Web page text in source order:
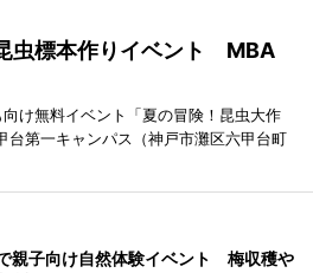
虫標本作りイベント MBA
け無料イベント「夏の冒険！昆虫大作
台第一キャンパス（神戸市灘区六甲台町
親子向け自然体験イベント 梅収穫や